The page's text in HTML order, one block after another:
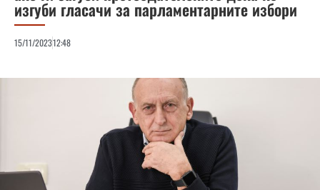
изгуби гласачи за парламентарните избори
15/11/202312:48